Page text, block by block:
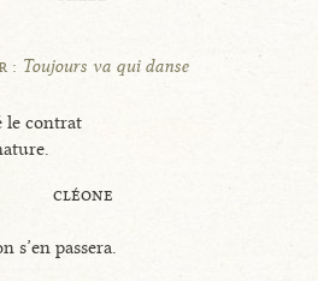
: Toujours va qui danse
le contrat
cléone
s’en passera.